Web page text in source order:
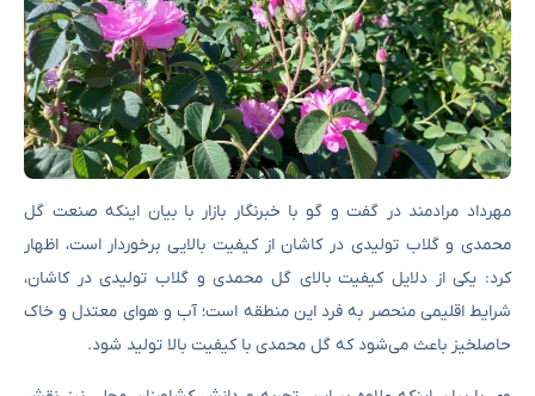
مهرداد مرادمند در گفت و گو با خبرنگار بازار با بیان اینکه صنعت گل
محمدی و گلاب تولیدی در کاشان از کیفیت بالایی برخوردار است، اظهار
کرد: یکی از دلایل کیفیت بالای گل محمدی و گلاب تولیدی در کاشان،
شرایط اقلیمی منحصر به فرد این منطقه است؛ آب و هوای معتدل و خاک
حاصلخیز باعث می‌شود که گل محمدی با کیفیت بالا تولید شود.